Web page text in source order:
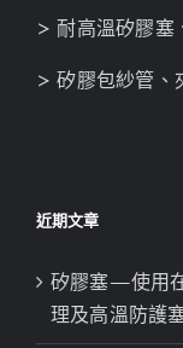
> 耐高溫矽膠塞
> 矽膠包紗管、
近期文章
矽膠塞—使用
理及高溫防護